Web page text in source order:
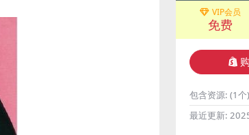
VIP会员
免费
包含资源: (1个)
最近更新: